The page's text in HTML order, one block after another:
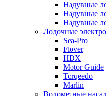
Надувные
Надувные
Надувные
Лодочные
Sea-Pro
Flover
HDX
Motor Guide
Torqeedo
Marlin
Водометные